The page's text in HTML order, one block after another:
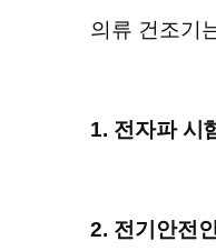
의류 건조기
1. 전자파 시
2. 전기안전